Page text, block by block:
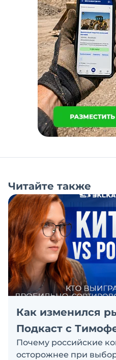
Читайте также
Как изменился
Подкаст с
Почему российские
осторожнее при